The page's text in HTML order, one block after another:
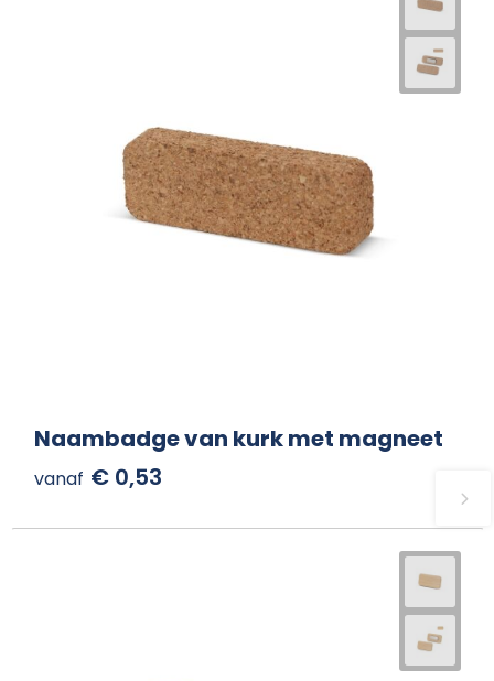
Naambadge van kurk met magneet
vanaf € 0,53